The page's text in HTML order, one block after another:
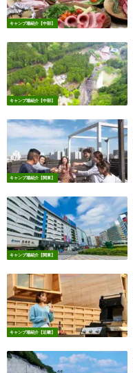
キャンプ場紹介【中部】
キャンプ場紹介【中部】
キャンプ場紹介【関東】
キャンプ場紹介【関東】
キャンプ場紹介【近畿】